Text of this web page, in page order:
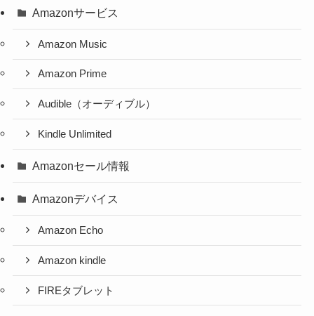
Amazonサービス
Amazon Music
Amazon Prime
Audible（オーディブル）
Kindle Unlimited
Amazonセール情報
Amazonデバイス
Amazon Echo
Amazon kindle
FIREタブレット